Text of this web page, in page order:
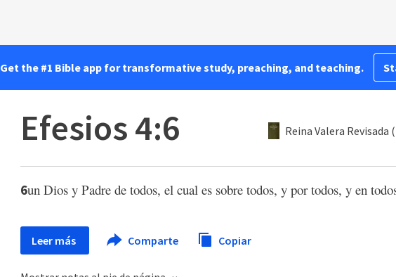
Get the #1 Bible app for transformative study, preaching, and teaching.
Efesios 4:6 Reina Valera Revisada
6un Dios y Padre de todos, el cual es sobre todos, y por todos, y en
Leer más Comparte Copiar